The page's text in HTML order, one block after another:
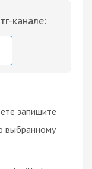
канале:
запишите
выбранному